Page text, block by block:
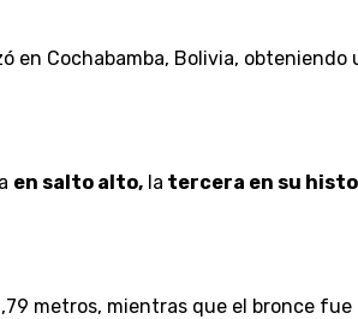
en Cochabamba, Bolivia, obteniendo
en salto alto, la tercera en su
metros, mientras que el bronce